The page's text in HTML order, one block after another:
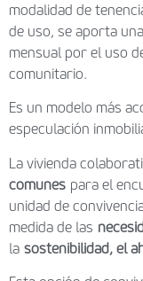
modalidad de
de uso, se aporta
mensual por el uso
comunitario.
Es un modelo más
especulación
La vivienda
comunes para el
unidad de
medida de las
la sostenibilidad, el